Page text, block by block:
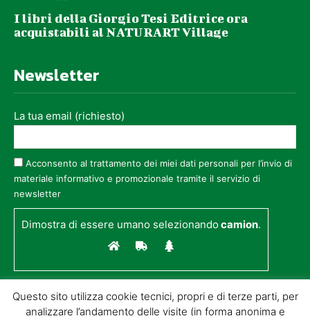
I libri della Giorgio Tesi Editrice ora
acquistabili al NATURART Village
Newsletter
La tua email (richiesto)
Acconsento al trattamento dei miei dati personali per l’invio di
materiale informativo e promozionale tramite il servizio di
newsletter
Dimostra di essere umano selezionandocamion.
Questo sito utilizza cookie tecnici, propri e di terze parti, per
analizzare l’andamento delle visite (in forma anonima e